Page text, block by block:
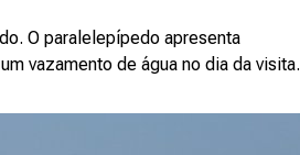
O paralelepípedo apresenta
vazamento de água no dia da visita.